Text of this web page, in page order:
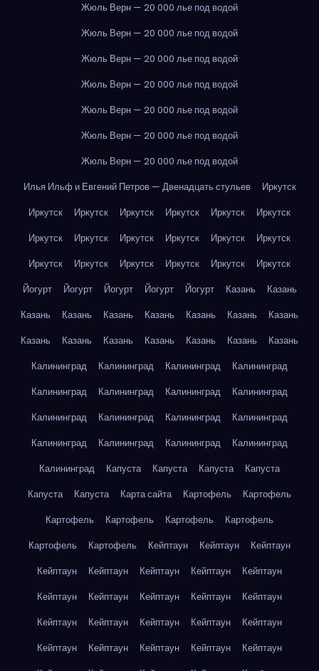
Жюль Верн — 20 000 лье под водой
Жюль Верн — 20 000 лье под водой
Жюль Верн — 20 000 лье под водой
Жюль Верн — 20 000 лье под водой
Жюль Верн — 20 000 лье под водой
Жюль Верн — 20 000 лье под водой
Жюль Верн — 20 000 лье под водой
Илья Ильф и Евгений Петров — Двенадцать стульев
Иркутск
Иркутск
Иркутск Иркутск Иркутск Иркутск
Иркутск
Иркутск
Иркутск Иркутск Иркутск Иркутск
Иркутск
Иркутск
Иркутск Иркутск Иркутск Иркутск
Иркутск
Йогурт
Йогурт Йогурт Йогурт Йогурт Казань
Казань
Казань
Казань Казань Казань Казань Казань
Казань
Казань
Казань Казань Казань Казань Казань
Казань
Калининград
Калининград Калининград
Калининград
Калининград
Калининград Калининград
Калининград
Калининград
Калининград Калининград
Калининград
Калининград
Калининград Калининград
Калининград
Калининград
Капуста Капуста Капуста
Капуста
Капуста
Капуста Карта сайта Картофель
Картофель
Картофель
Картофель Картофель
Картофель
Картофель
Картофель Кейптаун Кейптаун
Кейптаун
Кейптаун
Кейптаун Кейптаун Кейптаун
Кейптаун
Кейптаун
Кейптаун Кейптаун Кейптаун
Кейптаун
Кейптаун
Кейптаун Кейптаун Кейптаун
Кейптаун
Кейптаун
Кейптаун Кейптаун Кейптаун
Кейптаун